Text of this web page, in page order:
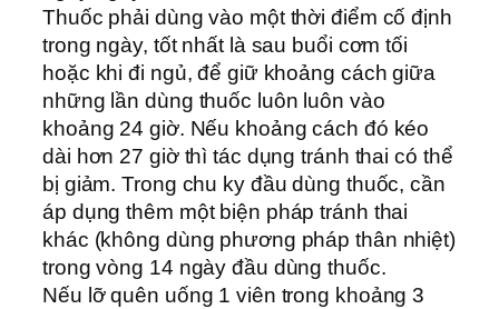
Thuốc phải dùng vào một thời điểm cố định
trong ngày, tốt nhất là sau buổi cơm tối
hoặc khi đi ngủ, để giữ khoảng cách giữa
những lần dùng thuốc luôn luôn vào
khoảng 24 giờ. Nếu khoảng cách đó kéo
dài hơn 27 giờ thì tác dụng tránh thai có thể
bị giảm. Trong chu ky đầu dùng thuốc, cần
áp dụng thêm một biện pháp tránh thai
khác (không dùng phương pháp thân nhiệt)
trong vòng 14 ngày đầu dùng thuốc.
Nếu lỡ quên uống 1 viên trong khoảng 3